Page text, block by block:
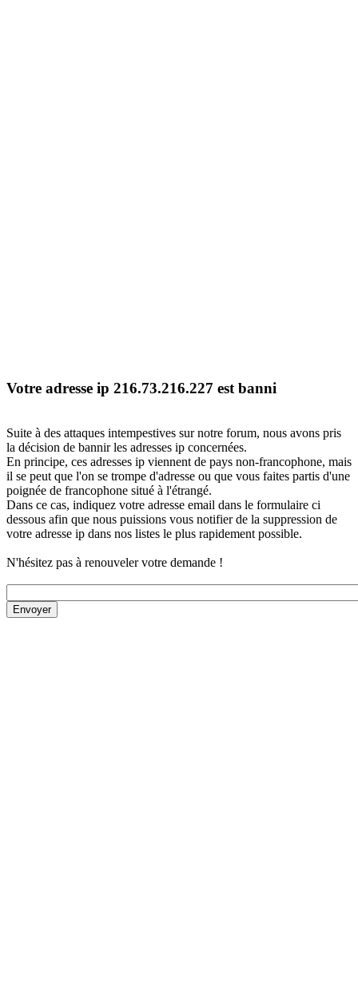
Votre adresse ip 216.73.216.227 est banni
Suite à des attaques intempestives sur notre forum, nous avons pris
la décision de bannir les adresses ip concernées.
En principe, ces adresses ip viennent de pays non-francophone, mais
il se peut que l'on se trompe d'adresse ou que vous faites partis d'une
poignée de francophone situé à l'étrangé.
Dans ce cas, indiquez votre adresse email dans le formulaire ci
dessous afin que nous puissions vous notifier de la suppression de
votre adresse ip dans nos listes le plus rapidement possible.
N'hésitez pas à renouveler votre demande !